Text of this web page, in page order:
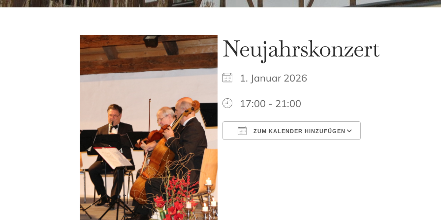
Neujahrskonzert
1. Januar 2026
17:00 - 21:00
ZUM KALENDER HINZUFÜGEN